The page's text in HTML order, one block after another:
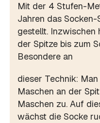
Mit der 4 Stufen-
Jahren das
gestellt. Inzwischen
der Spitze bis zum
Besondere an
dieser Technik:
Maschen an der
Maschen zu. Auf
wächst die Socke